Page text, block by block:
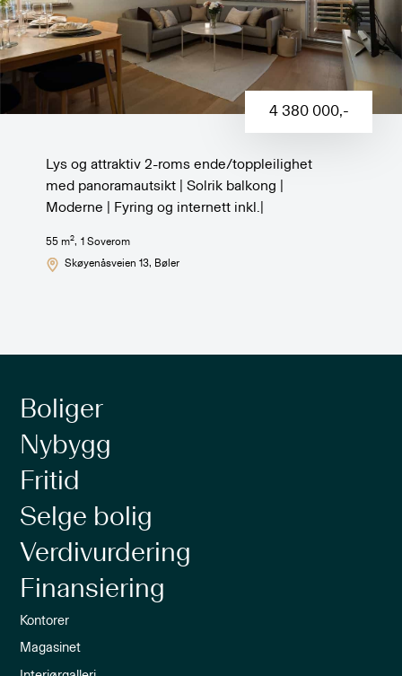
4 380 000,-
Lys og attraktiv 2-roms ende/toppleilighet
med panoramautsikt | Solrik balkong |
Moderne | Fyring og internett inkl.|
55 m2, 1 Soverom
Skøyenåsveien 13, Bøler
Boliger
Nybygg
Fritid
Selge bolig
Verdivurdering
Finansiering
Kontorer
Magasinet